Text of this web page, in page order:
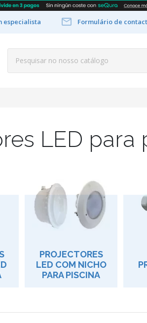
especialista  Formulário de
LED para
PROJECTORES
LED COM NICHO
PARA PISCINA